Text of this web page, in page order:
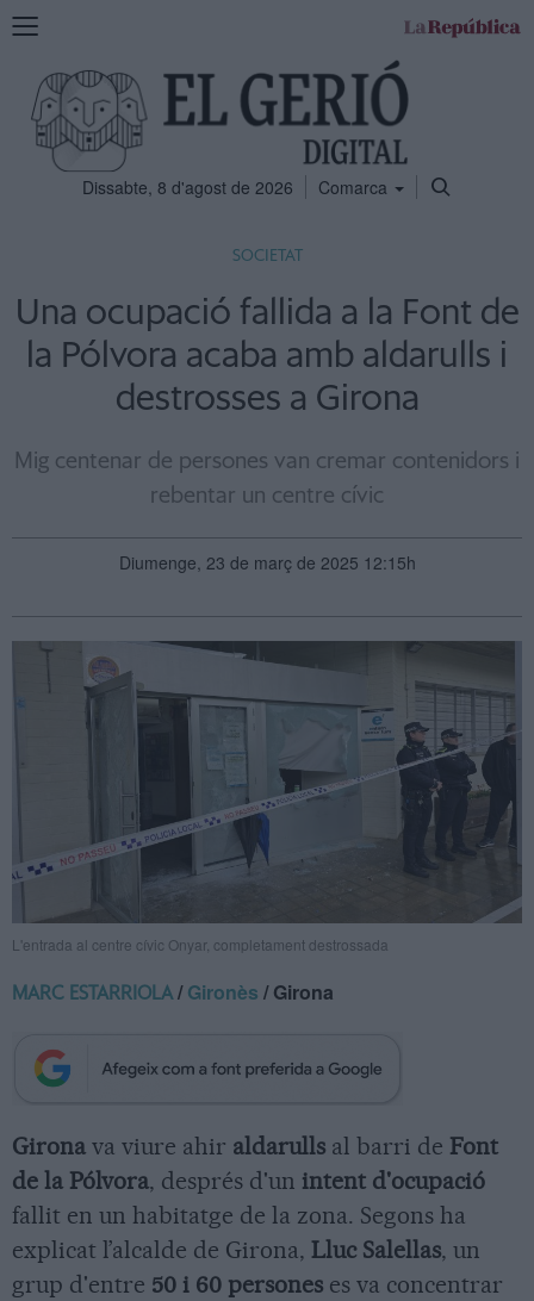
Mostra
navegació
Dissabte, 8 d'agost de 2026 Comarca
SOCIETAT
Una ocupació fallida a la Font de
la Pólvora acaba amb aldarulls i
destrosses a Girona
Mig centenar de persones van cremar contenidors i
rebentar un centre cívic
Diumenge, 23 de març de 2025 12:15h
L'entrada al centre cívic Onyar, completament destrossada
MARC ESTARRIOLA/Gironès / Girona
Girona va viure ahir aldarulls al barri de Font
de la Pólvora, després d'un intent d'ocupació
fallit en un habitatge de la zona. Segons ha
explicat l’alcalde de Girona, Lluc Salellas, un
grup d'entre 50 i 60 persones es va concentrar